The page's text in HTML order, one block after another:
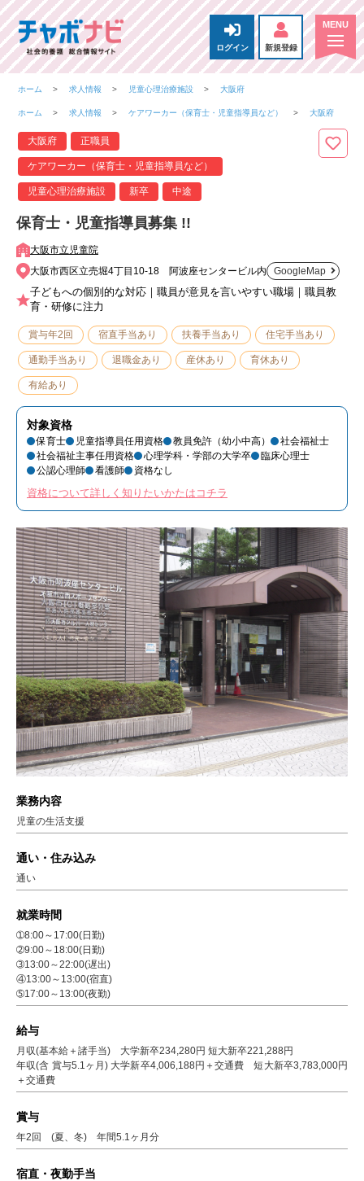
ログイン 新規登録
ホーム 求人情報 児童心理治療施設 大阪府
ホーム 求人情報 ケアワーカー（保育士・児童指導員など） 大阪府
大阪府 正職員
ケアワーカー（保育士・児童指導員など）
児童心理治療施設 新卒 中途
保育士・児童指導員募集 !!
大阪市立児童院
大阪市西区立売堀4丁目10-18 阿波座センタービル内
GoogleMap
子どもへの個別的な対応｜職員が意見を言いやすい職場｜職員教
育・研修に注力
賞与年2回 宿直手当あり 扶養手当あり 住宅手当あり
通勤手当あり 退職金あり 産休あり 育休あり
有給あり
対象資格
保育士 児童指導員任用資格 教員免許（幼小中高）
社会福祉士
社会福祉主事任用資格
心理学科・学部の大学卒
臨床心理士
公認心理師
看護師 資格なし
資格について詳しく知りたいかたはコチラ
業務内容
児童の生活支援
通い・住み込み
通い
就業時間
➀8:00～17:00(日勤)
➁9:00～18:00(日勤)
➂13:00～22:00(遅出)
④13:00～13:00(宿直)
➄17:00～13:00(夜勤)
給与
月収(基本給＋諸手当) 大学新卒234,280円 短大新卒221,288円
年収(含 賞与5.1ヶ月) 大学新卒4,006,188円＋交通費 短大新卒3,783,000円
＋交通費
賞与
年2回 (夏、冬) 年間5.1ヶ月分
宿直・夜勤手当